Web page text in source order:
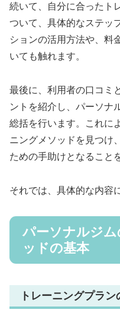
続いて、自分に合ったト
ついて、具体的なステッ
ションの活用方法や、料
いても触れます。
最後に、利用者の口コミ
ントを紹介し、パーソナ
総括を行います。これに
ニングメソッドを見つけ
ための手助けとなること
それでは、具体的な内容
パーソナルジ
ッドの基本
トレーニングプラン